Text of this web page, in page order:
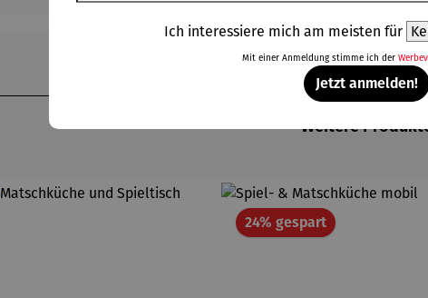
Weitere
24% gespartRabatt
Ich interessiere mich am meisten für
Mit einer Anmeldung stimme ich der
Jetzt anmelden!